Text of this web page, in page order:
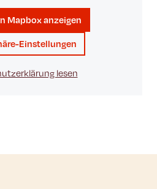
Mapbox anzeigen
Einstellungen
lesen